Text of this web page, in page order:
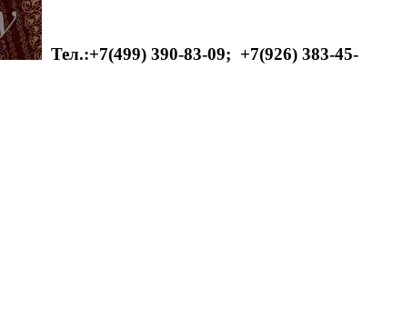
Тел.:+7(499) 390-83-09; +7(926) 383-45-